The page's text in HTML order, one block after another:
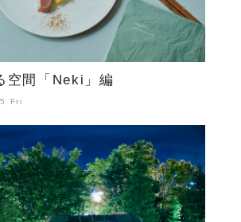
空間「Neki」編
Fri